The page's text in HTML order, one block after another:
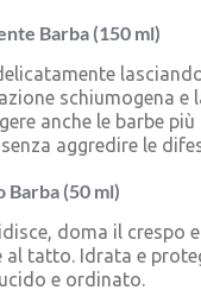
Barba (150 ml)
schiumogena
anche le barbe
senza aggredire le
Barba (50 ml)
doma il crespo
al tatto. Idrata e
e ordinato.